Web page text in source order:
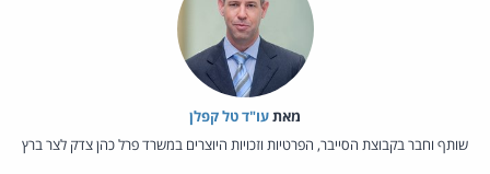
מאת‏עו"ד טל קפלן
שותף וחבר בקבוצת הסייבר, הפרטיות וזכויות היוצרים במשרד פרל כהן צדק לצר ברץ